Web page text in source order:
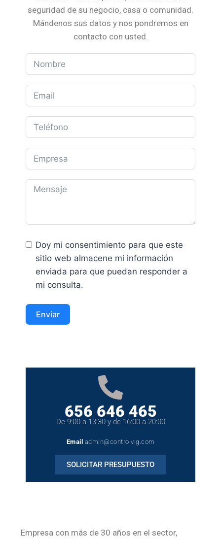
seguridad de su negocio, casa o comunidad.
Mándenos sus datos y nos pondremos en
contacto con usted.
Doy mi consentimiento para que este
sitio web almacene mi información
enviada para que puedan responder a
mi consulta.
Enviar
656 646 465
De 9:00 a 13:30 y de 16:00 a 20:00
Email admin@controlvig.com
SOLICITAR PRESUPUESTO
Empresa con más de 30 años en el sector,